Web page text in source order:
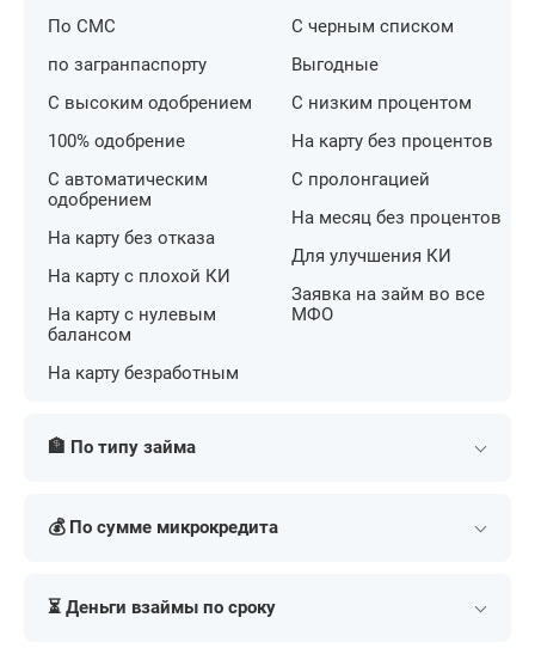
По СМС
по загранпаспорту
С высоким одобрением
100% одобрение
С автоматическим
одобрением
На карту без отказа
На карту с плохой КИ
На карту с нулевым
балансом
На карту безработным
С черным списком
Выгодные
С низким процентом
На карту без процентов
С пролонгацией
На месяц без процентов
Для улучшения КИ
Заявка на займ во все
МФО
🏦 По типу займа
Наличными
💰 По сумме микрокредита
На 100 рублей
⏳ Деньги взаймы по сроку